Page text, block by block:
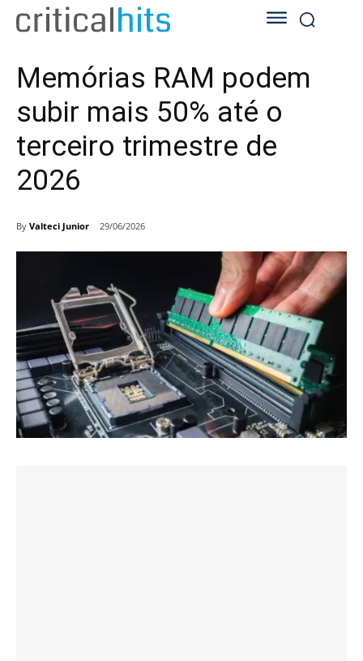
Memórias RAM podem
subir mais 50% até o
terceiro trimestre de
2026
By Valteci Junior 29/06/2026